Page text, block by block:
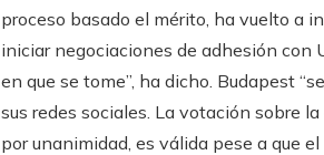
proceso basado el mérito, ha vuelto a
iniciar negociaciones de adhesión con
en que se tome”, ha dicho. Budapest
sus redes sociales. La votación sobre
por unanimidad, es válida pese a que